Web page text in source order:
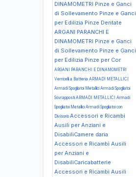
DINAMOMETRI Pinze e Ganci
di Sollevamento Pinze e Ganci
per Edilizia Pinze Dentate
ARGANI PARANCHI E
DINAMOMETRI Pinze e Ganci
di Sollevamento Pinze e Ganci
per Edilizia Pinze per Cor
ARGANI PARANCHI E DINAMOMETRI
Verricelli a Batteria ARMADI METALLICI
Armadi Spogliatoi Metallici Armadi Spogliatoi
SovrappostiARMADI METALLICI Armadi
Spogliatoi Metallici Armadi Spogliatoi con
Divisorio Accessori e Ricambi
Ausili per Anziani e
DisabiliCamere daria
Accessori e Ricambi Ausili
per Anziani e
DisabiliCaricabatterie
Accessori e Ricambi Ausili